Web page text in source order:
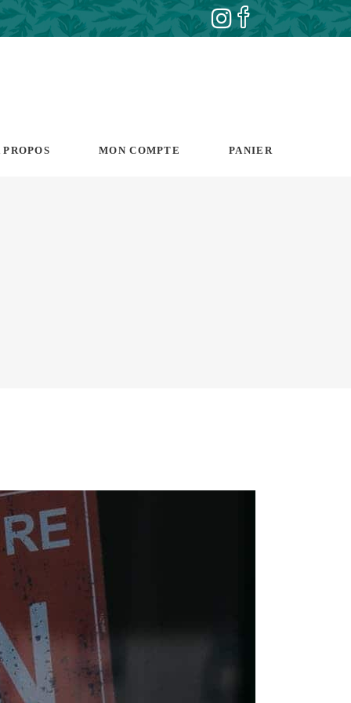
PROPOS MON COMPTE PANIER